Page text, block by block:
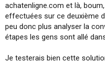
achatenligne.com et là,
effectuées sur ce deuxième
peu donc plus analyser la
étapes les gens sont allé
Je testerais bien cette